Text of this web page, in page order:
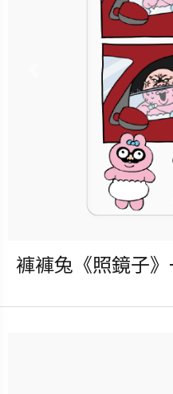
更多
發行：2025-
卡種：一卡通
褲褲兔《照鏡子